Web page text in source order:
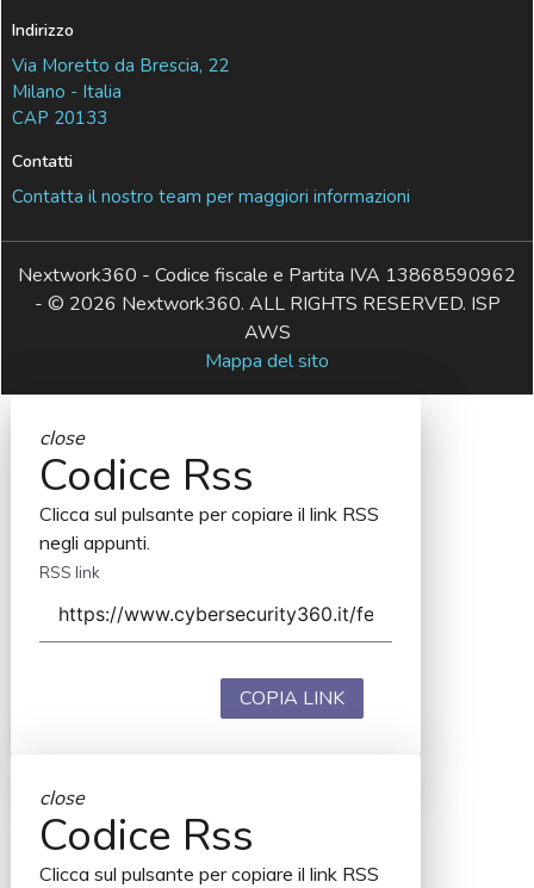
Indirizzo
Via Moretto da Brescia, 22
Milano - Italia
CAP 20133
Contatti
Contatta il nostro team per maggiori informazioni
Nextwork360 - Codice fiscale e Partita IVA 13868590962
- © 2026 Nextwork360. ALL RIGHTS RESERVED. ISP
AWS
Mappa del sito
close
Codice Rss
Clicca sul pulsante per copiare il link RSS
negli appunti.
RSS link
COPIA LINK
close
Codice Rss
Clicca sul pulsante per copiare il link RSS